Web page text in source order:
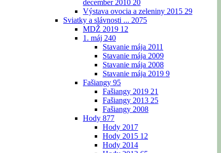
december 2010 20
Výstava ovocia a zeleniny 2015 29
Sviatky a slávnosti ... 2075
MDŽ 2019 12
1. máj 240
Stavanie mája 2011
Stavanie mája 2009
Stavanie mája 2008
Stavanie mája 2019 9
Fašiangy 95
Fašiangy 2019 21
Fašiangy 2013 25
Fašiangy 2008
Hody 877
Hody 2017
Hody 2015 12
Hody 2014